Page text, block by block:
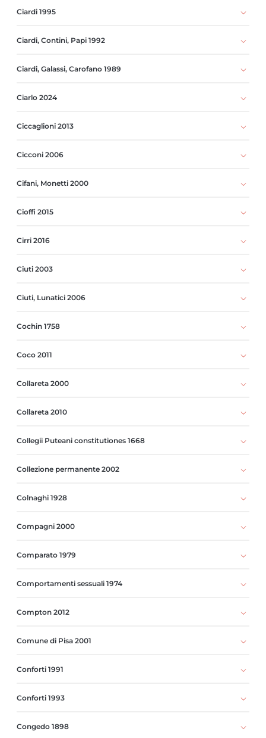
Ciardi 1995
Ciardi, Contini, Papi 1992
Ciardi, Galassi, Carofano 1989
Ciarlo 2024
Ciccaglioni 2013
Cicconi 2006
Cifani, Monetti 2000
Cioffi 2015
Cirri 2016
Ciuti 2003
Ciuti, Lunatici 2006
Cochin 1758
Coco 2011
Collareta 2000
Collareta 2010
Collegii Puteani constitutiones 1668
Collezione permanente 2002
Colnaghi 1928
Compagni 2000
Comparato 1979
Comportamenti sessuali 1974
Compton 2012
Comune di Pisa 2001
Conforti 1991
Conforti 1993
Congedo 1898